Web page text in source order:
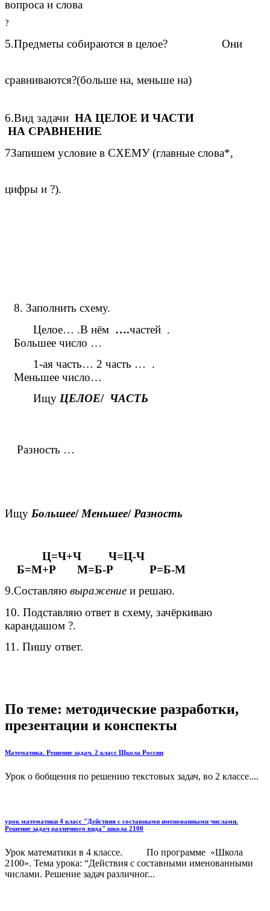
вопроса и слова
?
5.Предметы собираются в целое? Они
сравниваются?(больше на, меньше на)
6.Вид задачи НА ЦЕЛОЕ И ЧАСТИ
НА СРАВНЕНИЕ
7Запишем условие в СХЕМУ (главные слова*,
цифры и ?).
8. Заполнить схему.
Целое… .В нём ….частей .
Большее число …
1-ая часть… 2 часть … .
Меньшее число…
ИщуЦЕЛОЕ/ ЧАСТЬ
Разность …
Ищу Большее/Меньшее/Разность
Ц=Ч+Ч Ч=Ц-Ч
Б=М+Р М=Б-Р Р=Б-М
9.Составляю выражение и решаю.
10. Подставляю ответ в схему, зачёркиваю
карандашом ?.
11. Пишу ответ.
По теме: методические разработки,
презентации и конспекты
Математика. Решение задач. 2 класс Школа России
Урок о бобщения по решению текстовых задач, во 2 классе....
урок математики 4 класс "Действия с составными именованными числами.
Решение задач различного вида" школа 2100
Урок математики в 4 классе. По программе «Школа
2100». Тема урока: “Действия с составными именованными
числами. Решение задач различног...